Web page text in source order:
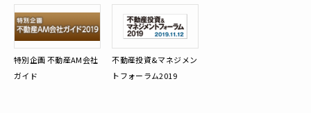
特別企画 不動産AM会社
ガイド
不動産投資&マネジメン
トフォーラム2019